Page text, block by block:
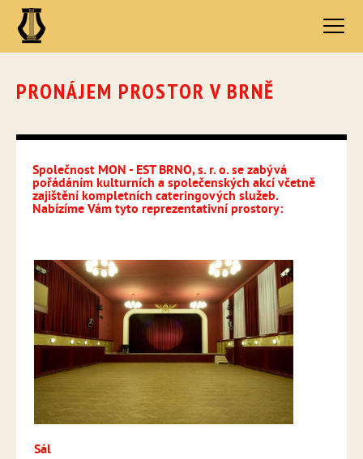
PRONÁJEM PROSTOR V BRNĚ
Společnost MON - EST BRNO, s. r. o. se zabývá
pořádáním kulturních a společenských akcí včetně
zajištění kompletních cateringových služeb.
Nabízíme Vám tyto reprezentativní prostory:
Sál